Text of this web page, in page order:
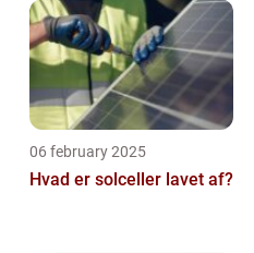
06 february 2025
Hvad er solceller lavet af?